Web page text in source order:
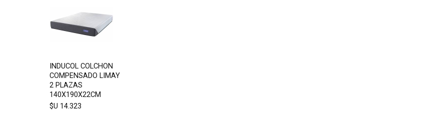
INDUCOL COLCHON
COMPENSADO LIMAY
2 PLAZAS
140X190X22CM
$U 14.323